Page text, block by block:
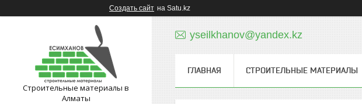
Создать сайт на Satu.kz
Строительные материалы в
Алматы
yseilkhanov@yandex.kz
ГЛАВНАЯ СТРОИТЕЛЬНЫЕ МАТЕРИАЛЫ